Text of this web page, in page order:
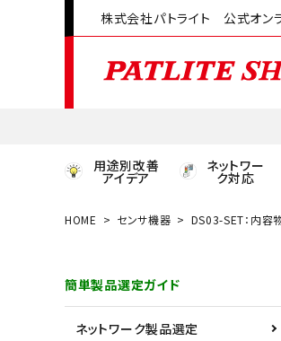
株式会社パトライト 公式オン
用途別改善
アイデア
ネットワー
ク対応
ACCOUNT MENU
HOME センサ機器 DS03-SET：内容
簡単製品選定ガイド
ネットワーク製品選定